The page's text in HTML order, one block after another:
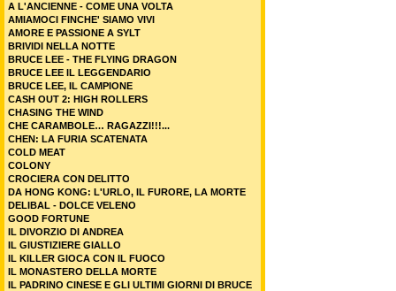
A L'ANCIENNE - COME UNA VOLTA
AMIAMOCI FINCHE' SIAMO VIVI
AMORE E PASSIONE A SYLT
BRIVIDI NELLA NOTTE
BRUCE LEE - THE FLYING DRAGON
BRUCE LEE IL LEGGENDARIO
BRUCE LEE, IL CAMPIONE
CASH OUT 2: HIGH ROLLERS
CHASING THE WIND
CHE CARAMBOLE… RAGAZZI!!!...
CHEN: LA FURIA SCATENATA
COLD MEAT
COLONY
CROCIERA CON DELITTO
DA HONG KONG: L'URLO, IL FURORE, LA MORTE
DELIBAL - DOLCE VELENO
GOOD FORTUNE
IL DIVORZIO DI ANDREA
IL GIUSTIZIERE GIALLO
IL KILLER GIOCA CON IL FUOCO
IL MONASTERO DELLA MORTE
IL PADRINO CINESE E GLI ULTIMI GIORNI DI BRUCE